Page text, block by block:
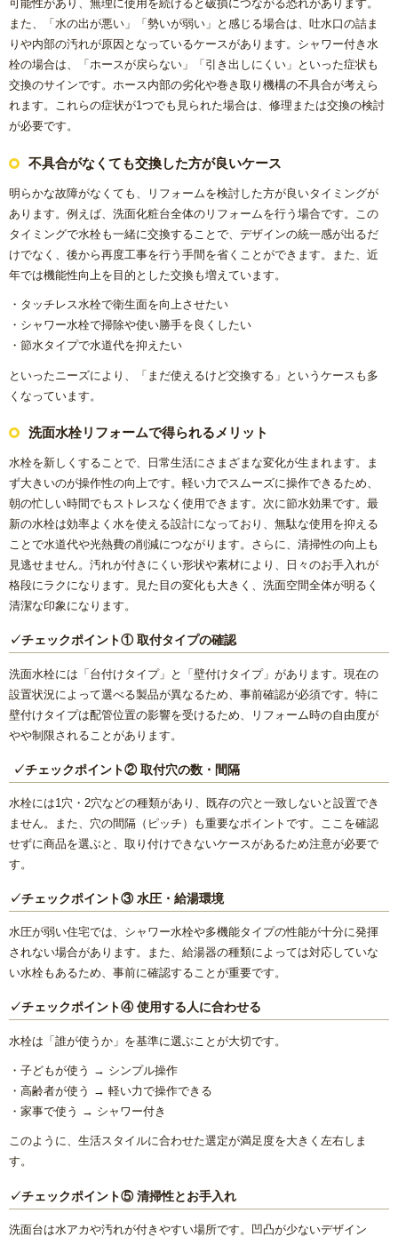
可能性があり、無理に使用を続けると破損につながる恐れがあります。
また、「水の出が悪い」「勢いが弱い」と感じる場合は、吐水口の詰ま
りや内部の汚れが原因となっているケースがあります。シャワー付き水
栓の場合は、「ホースが戻らない」「引き出しにくい」といった症状も
交換のサインです。ホース内部の劣化や巻き取り機構の不具合が考えら
れます。これらの症状が1つでも見られた場合は、修理または交換の検討
が必要です。
不具合がなくても交換した方が良いケース
明らかな故障がなくても、リフォームを検討した方が良いタイミングが
あります。例えば、洗面化粧台全体のリフォームを行う場合です。この
タイミングで水栓も一緒に交換することで、デザインの統一感が出るだ
けでなく、後から再度工事を行う手間を省くことができます。また、近
年では機能性向上を目的とした交換も増えています。
・タッチレス水栓で衛生面を向上させたい
・シャワー水栓で掃除や使い勝手を良くしたい
・節水タイプで水道代を抑えたい
といったニーズにより、「まだ使えるけど交換する」というケースも多
くなっています。
洗面水栓リフォームで得られるメリット
水栓を新しくすることで、日常生活にさまざまな変化が生まれます。ま
ず大きいのが操作性の向上です。軽い力でスムーズに操作できるため、
朝の忙しい時間でもストレスなく使用できます。次に節水効果です。最
新の水栓は効率よく水を使える設計になっており、無駄な使用を抑える
ことで水道代や光熱費の削減につながります。さらに、清掃性の向上も
見逃せません。汚れが付きにくい形状や素材により、日々のお手入れが
格段にラクになります。見た目の変化も大きく、洗面空間全体が明るく
清潔な印象になります。
✓チェックポイント① 取付タイプの確認
洗面水栓には「台付けタイプ」と「壁付けタイプ」があります。現在の
設置状況によって選べる製品が異なるため、事前確認が必須です。特に
壁付けタイプは配管位置の影響を受けるため、リフォーム時の自由度が
やや制限されることがあります。
✓チェックポイント② 取付穴の数・間隔
水栓には1穴・2穴などの種類があり、既存の穴と一致しないと設置でき
ません。また、穴の間隔（ピッチ）も重要なポイントです。ここを確認
せずに商品を選ぶと、取り付けできないケースがあるため注意が必要で
す。
✓チェックポイント③ 水圧・給湯環境
水圧が弱い住宅では、シャワー水栓や多機能タイプの性能が十分に発揮
されない場合があります。また、給湯器の種類によっては対応していな
い水栓もあるため、事前に確認することが重要です。
✓チェックポイント④ 使用する人に合わせる
水栓は「誰が使うか」を基準に選ぶことが大切です。
・子どもが使う → シンプル操作
・高齢者が使う → 軽い力で操作できる
・家事で使う → シャワー付き
このように、生活スタイルに合わせた選定が満足度を大きく左右しま
す。
✓チェックポイント⑤ 清掃性とお手入れ
洗面台は水アカや汚れが付きやすい場所です。凹凸が少ないデザイン